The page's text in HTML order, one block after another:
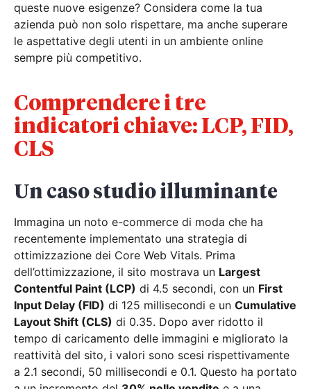
queste nuove esigenze? Considera come la tua
azienda può non solo rispettare, ma anche superare
le aspettative degli utenti in un ambiente online
sempre più competitivo.
Comprendere i tre
indicatori chiave: LCP, FID,
CLS
Un caso studio illuminante
Immagina un noto e-commerce di moda che ha
recentemente implementato una strategia di
ottimizzazione dei Core Web Vitals. Prima
dell’ottimizzazione, il sito mostrava un Largest
Contentful Paint (LCP) di 4.5 secondi, con un First
Input Delay (FID) di 125 millisecondi e un Cumulative
Layout Shift (CLS) di 0.35. Dopo aver ridotto il
tempo di caricamento delle immagini e migliorato la
reattività del sito, i valori sono scesi rispettivamente
a 2.1 secondi, 50 millisecondi e 0.1. Questo ha portato